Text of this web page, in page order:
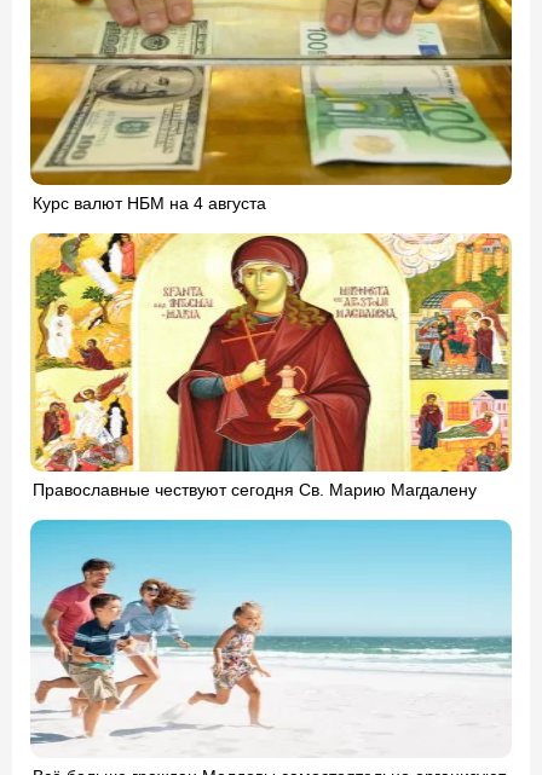
Курс валют НБМ на 4 августа
Православные чествуют сегодня Св. Марию Магдалену